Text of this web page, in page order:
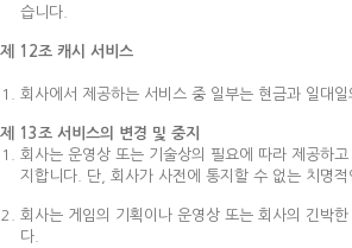
습니다.
제 12조 캐시 서비스
회사에서 제공하는 서비스 중 일부는 현금과 일대
제 13조 서비스의 변경 및 중지
회사는 운영상 또는 기술상의 필요에 따라 제공하
지합니다. 단, 회사가 사전에 통지할 수 없는 치명
회사는 게임의 기획이나 운영상 또는 회사의 긴박
다.